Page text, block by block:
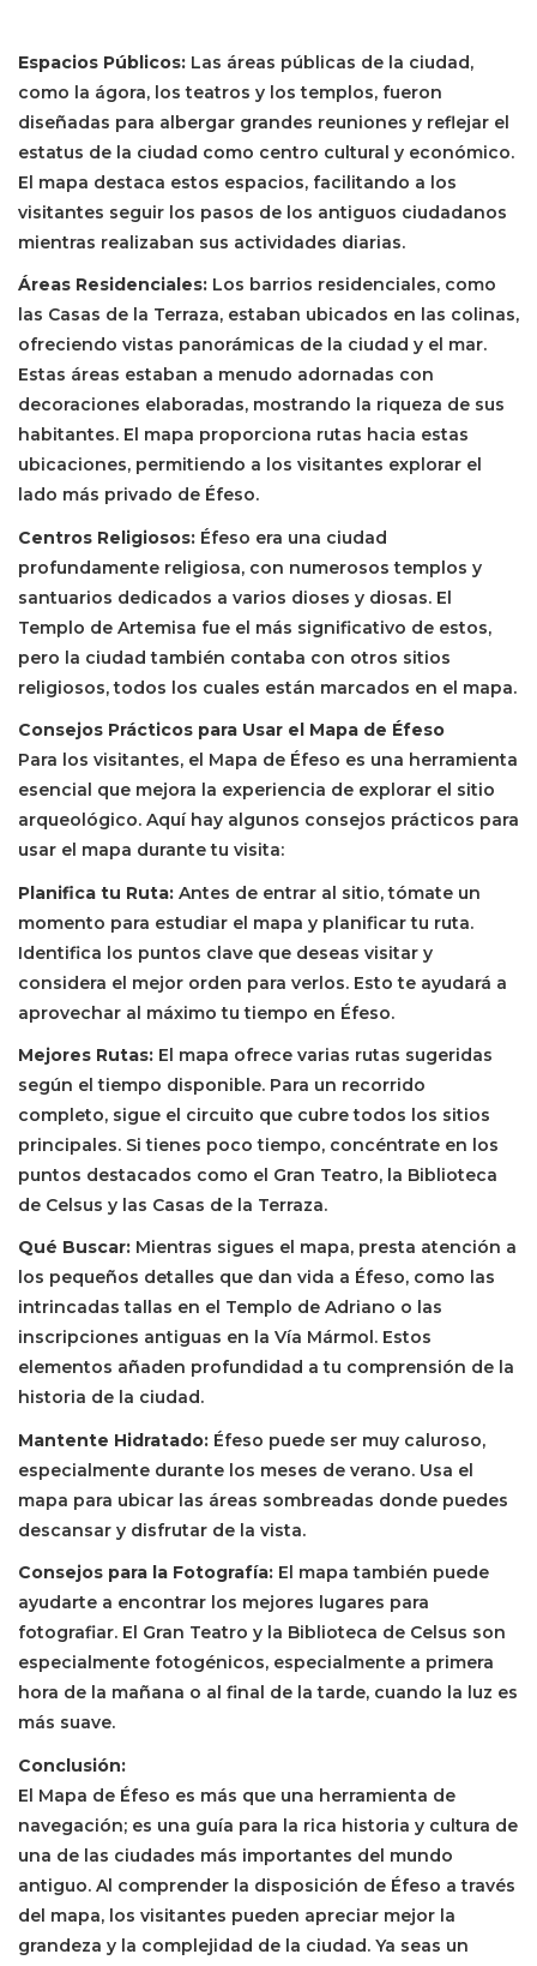
Espacios Públicos: Las áreas públicas de la ciudad,
como la ágora, los teatros y los templos, fueron
diseñadas para albergar grandes reuniones y reflejar el
estatus de la ciudad como centro cultural y económico.
El mapa destaca estos espacios, facilitando a los
visitantes seguir los pasos de los antiguos ciudadanos
mientras realizaban sus actividades diarias.
Áreas Residenciales: Los barrios residenciales, como
las Casas de la Terraza, estaban ubicados en las colinas,
ofreciendo vistas panorámicas de la ciudad y el mar.
Estas áreas estaban a menudo adornadas con
decoraciones elaboradas, mostrando la riqueza de sus
habitantes. El mapa proporciona rutas hacia estas
ubicaciones, permitiendo a los visitantes explorar el
lado más privado de Éfeso.
Centros Religiosos: Éfeso era una ciudad
profundamente religiosa, con numerosos templos y
santuarios dedicados a varios dioses y diosas. El
Templo de Artemisa fue el más significativo de estos,
pero la ciudad también contaba con otros sitios
religiosos, todos los cuales están marcados en el mapa.
Consejos Prácticos para Usar el Mapa de Éfeso
Para los visitantes, el Mapa de Éfeso es una herramienta
esencial que mejora la experiencia de explorar el sitio
arqueológico. Aquí hay algunos consejos prácticos para
usar el mapa durante tu visita:
Planifica tu Ruta: Antes de entrar al sitio, tómate un
momento para estudiar el mapa y planificar tu ruta.
Identifica los puntos clave que deseas visitar y
considera el mejor orden para verlos. Esto te ayudará a
aprovechar al máximo tu tiempo en Éfeso.
Mejores Rutas: El mapa ofrece varias rutas sugeridas
según el tiempo disponible. Para un recorrido
completo, sigue el circuito que cubre todos los sitios
principales. Si tienes poco tiempo, concéntrate en los
puntos destacados como el Gran Teatro, la Biblioteca
de Celsus y las Casas de la Terraza.
Qué Buscar: Mientras sigues el mapa, presta atención a
los pequeños detalles que dan vida a Éfeso, como las
intrincadas tallas en el Templo de Adriano o las
inscripciones antiguas en la Vía Mármol. Estos
elementos añaden profundidad a tu comprensión de la
historia de la ciudad.
Mantente Hidratado: Éfeso puede ser muy caluroso,
especialmente durante los meses de verano. Usa el
mapa para ubicar las áreas sombreadas donde puedes
descansar y disfrutar de la vista.
Consejos para la Fotografía: El mapa también puede
ayudarte a encontrar los mejores lugares para
fotografiar. El Gran Teatro y la Biblioteca de Celsus son
especialmente fotogénicos, especialmente a primera
hora de la mañana o al final de la tarde, cuando la luz es
más suave.
Conclusión:
El Mapa de Éfeso es más que una herramienta de
navegación; es una guía para la rica historia y cultura de
una de las ciudades más importantes del mundo
antiguo. Al comprender la disposición de Éfeso a través
del mapa, los visitantes pueden apreciar mejor la
grandeza y la complejidad de la ciudad. Ya seas un